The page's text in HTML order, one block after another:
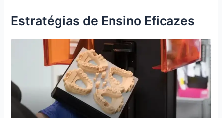
Estratégias de Ensino Eficazes